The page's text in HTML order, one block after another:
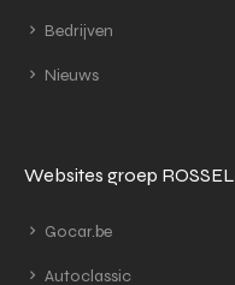
Bedrijven
Nieuws
Websites groep ROSSEL
Gocar.be
Autoclassic